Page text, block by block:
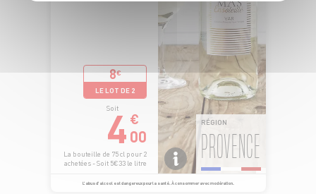
8€
LE LOT DE 2
Soit
4 €
00
La bouteille de 75 cl pour 2
achetées - Soit 5€33 le litre
RÉGION
PROVENCE
L’abus d’alcool est dangereux pour la santé. À consommer avec modération.